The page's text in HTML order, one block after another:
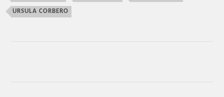
URSULA CORBERO